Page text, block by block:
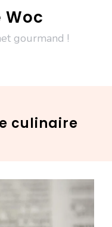
Woc
gourmand !
culinaire